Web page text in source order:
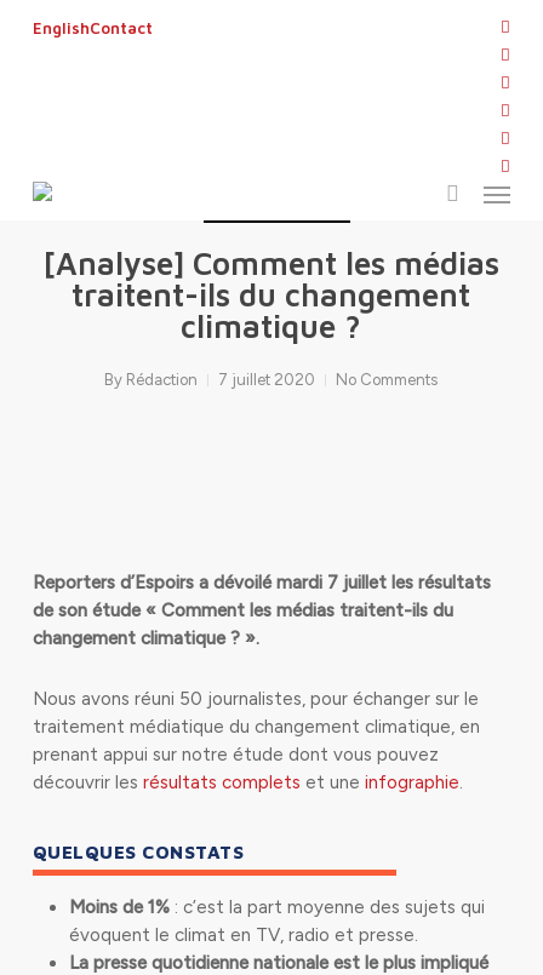
flickr
EnglishContact
Menu
[Analyse] Comment les médias
traitent-ils du changement
climatique ?
By Rédaction 7 juillet 2020 No Comments
Reporters d’Espoirs a dévoilé mardi 7 juillet les résultats
de son étude « Comment les médias traitent-ils du
changement climatique ? ».
Nous avons réuni 50 journalistes, pour échanger sur le
traitement médiatique du changement climatique, en
prenant appui sur notre étude dont vous pouvez
découvrir les résultats complets et une infographie.
QUELQUES CONSTATS
Moins de 1%: c’est la part moyenne des sujets qui
évoquent le climat en TV, radio et presse.
La presse quotidienne nationale est le plus impliqué